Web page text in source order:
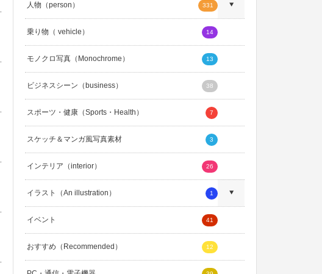
人物（person） 331
乗り物（ vehicle） 14
モノクロ写真（Monochrome） 13
ビジネスシーン（business） 38
スポーツ・健康（Sports・Health） 7
スケッチ＆マンガ風写真素材 3
インテリア（interior） 26
イラスト（An illustration） 1
イベント 41
おすすめ（Recommended） 12